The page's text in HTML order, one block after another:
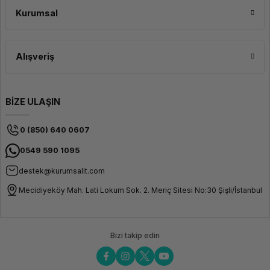
Kurumsal
Alışveriş
BİZE ULAŞIN
0 (850) 640 0607
0549 590 1095
destek@kurumsalit.com
Mecidiyeköy Mah. Lati Lokum Sok. 2. Meriç Sitesi No:30 Şişli/İstanbul
Bizi takip edin